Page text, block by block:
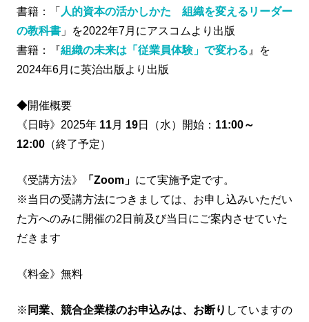
書籍：「 人的資本の活かしかた 組織を変えるリーダー
の教科書 」を2022年7月にアスコムより出版
書籍：『組織の未来は「従業員体験」で変わる 』を
2024年6月に英治出版より出版
◆開催概要
《日時》2025年 11月 19日（水）開始： 11:00～
12:00 （終了予定）
《受講方法》 「Zoom」 にて実施予定です。
※当日の受講方法につきましては、お申し込みいただい
た方へのみに開催の2日前及び当日にご案内させていた
だきます
《料金》無料
※ 同業、競合企業様のお申込みは、お断り していますの